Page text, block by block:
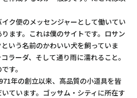
ク便のメッセンジャーとして働いてい
ます。これは僕のサイトです。ロサン
いう名前のかわいい犬を飼っていま
ラーダ、そして通り雨に濡れること。
す。
年の創立以来、高品質の小道具を皆
ています。ゴッサム・シティに所在す